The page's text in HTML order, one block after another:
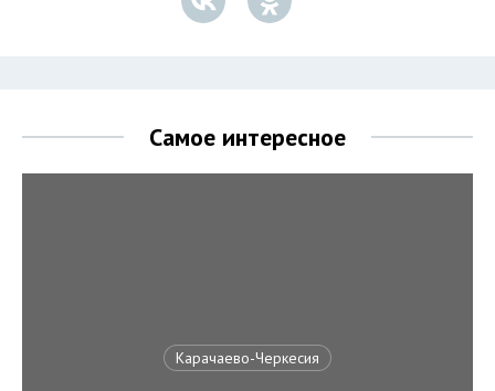
Самое интересное
Карачаево-Черкесия